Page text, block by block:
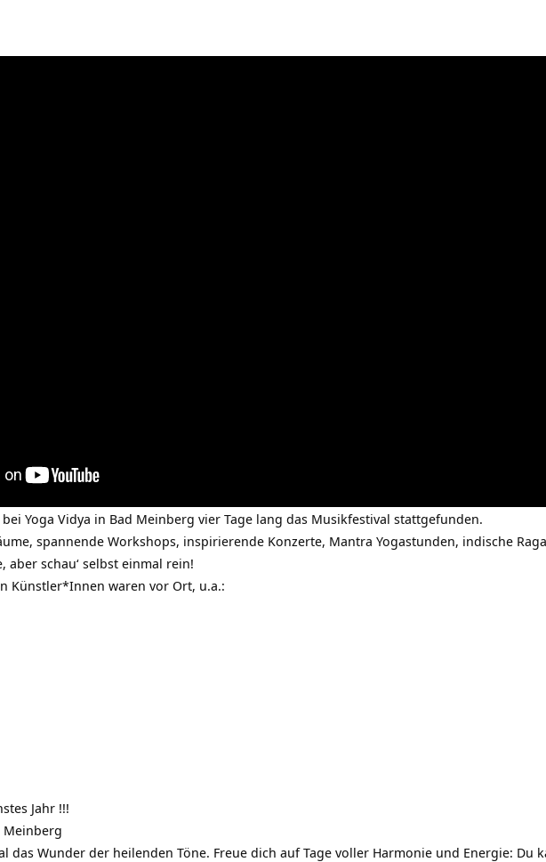
Yoga Vidya in Bad Meinberg vier Tage lang das Musikfestival stattgefunden.
spannende Workshops, inspirierende Konzerte, Mantra Yogastunden, indische
aber schau‘ selbst einmal rein!
Künstler*Innen waren vor Ort, u.a.:
Jahr !!!
Meinberg
das Wunder der heilenden Töne. Freue dich auf Tage voller Harmonie und Energie: Du